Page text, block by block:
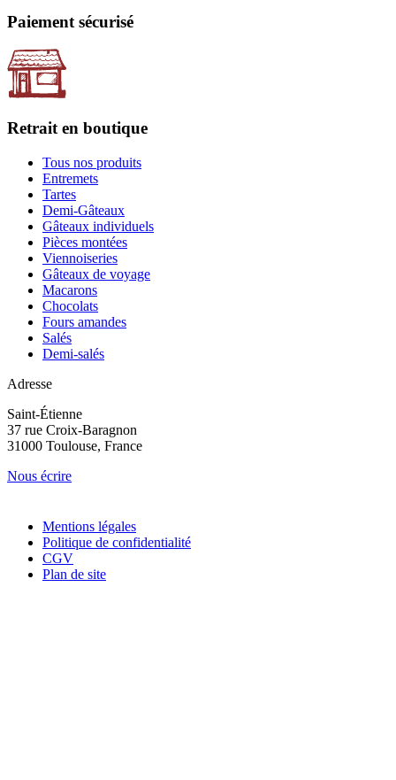
Paiement sécurisé
Retrait en boutique
Tous nos produits
Entremets
Tartes
Demi-Gâteaux
Gâteaux individuels
Pièces montées
Viennoiseries
Gâteaux de voyage
Macarons
Chocolats
Fours amandes
Salés
Demi-salés
Adresse
Saint-Étienne
37 rue Croix-Baragnon
31000 Toulouse, France
Nous écrire
Mentions légales
Politique de confidentialité
CGV
Plan de site